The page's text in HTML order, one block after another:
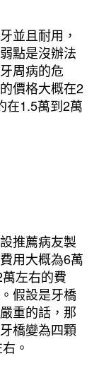
並且耐用，
點是沒辦法
周病的危
價格大概在2
在1.5萬到2萬
推薦病友製
用大概為6萬
左右的費
假設是牙橋
重的話，那
橋變為四顆
。